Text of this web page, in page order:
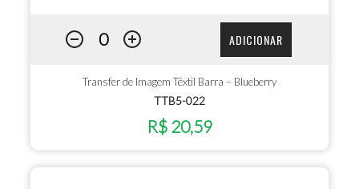
ADICIONAR
Transfer de Imagem Têxtil Barra – Blueberry
TTB5-022
R$ 20,59